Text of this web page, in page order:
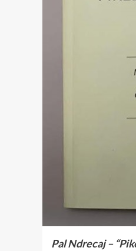
Pal Ndrecaj –